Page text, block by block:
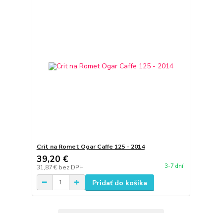
Crit na Romet Ogar Caffe 125 - 2014
39,20 €
31,87 € bez DPH 3-7 dní
Pridať do košíka